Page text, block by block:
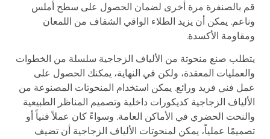
قم بالصنفرة مرة أخرى لضمان الحصول على سطح أملس
وناعم. يمكن أن يزيد الطلاء الواقي الشفاف من اللمعان
ومقاومة الأكسدة.
يتطلب صنع منحوتة من الألياف الزجاجية سلسلة من الخطوات
والعمليات المعقدة، ولكن في النهاية، يمكنك الحصول على
عمل فني فريد ورائع. يمكن استخدام المنحوتات المصنوعة من
الألياف الزجاجية كديكورات داخلية وتصميم المناظر الطبيعية
والنحت الحضري في الأماكن العامة. وسواءً كان عملاً فنياً أو
تصميمًا عملياً، يمكن لمنحوتات الألياف الزجاجية أن تضيف